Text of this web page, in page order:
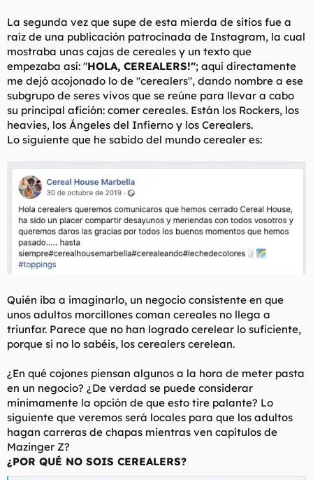
La segunda vez que supe de esta mierda de sitios fue a
raíz de una publicación patrocinada de Instagram, la cual
mostraba unas cajas de cereales y un texto que
empezaba así: "HOLA, CEREALERS!"; aquí directamente
me dejó acojonado lo de "cerealers", dando nombre a ese
subgrupo de seres vivos que se reúne para llevar a cabo
su principal afición: comer cereales. Están los Rockers, los
heavies, los Ángeles del Infierno y los Cerealers.
Lo siguiente que he sabido del mundo cerealer es:
Quién iba a imaginarlo, un negocio consistente en que
unos adultos morcillones coman cereales no llega a
triunfar. Parece que no han logrado cerelear lo suficiente,
porque si no lo sabéis, los cerealers cerelean.
¿En qué cojones piensan algunos a la hora de meter pasta
en un negocio? ¿De verdad se puede considerar
minimamente la opción de que esto tire palante? Lo
siguiente que veremos será locales para que los adultos
hagan carreras de chapas mientras ven capítulos de
Mazinger Z?
¿POR QUÉ NO SOIS CEREALERS?